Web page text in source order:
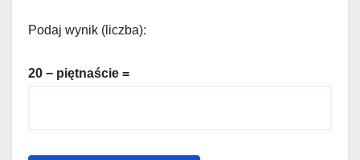
Podaj wynik (liczba):
20 − piętnaście =